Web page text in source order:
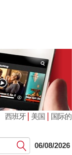
西班牙| 美国 | 国际的
提
交
06/08/2026